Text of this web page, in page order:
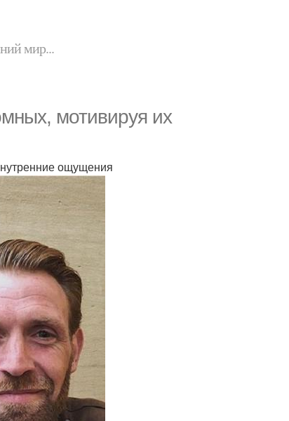
мир...
мотивируя их
ощущения